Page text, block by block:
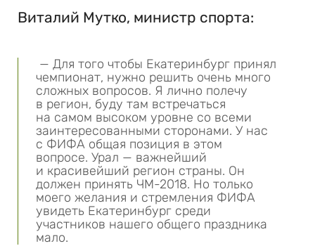
Виталий Мутко, министр спорта:
— Для того чтобы Екатеринбург принял
чемпионат, нужно решить очень много
сложных вопросов. Я лично полечу
в регион, буду там встречаться
на самом высоком уровне со всеми
заинтересованными сторонами. У нас
с ФИФА общая позиция в этом
вопросе. Урал — важнейший
и красивейший регион страны. Он
должен принять ЧМ-2018. Но только
моего желания и стремления ФИФА
увидеть Екатеринбург среди
участников нашего общего праздника
мало.